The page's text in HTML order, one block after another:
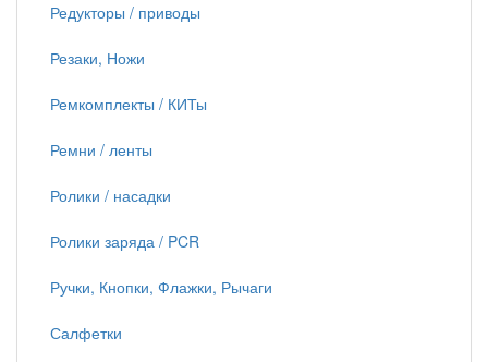
Редукторы / приводы
Резаки, Ножи
Ремкомплекты / КИТы
Ремни / ленты
Ролики / насадки
Ролики заряда / PCR
Ручки, Кнопки, Флажки, Рычаги
Салфетки